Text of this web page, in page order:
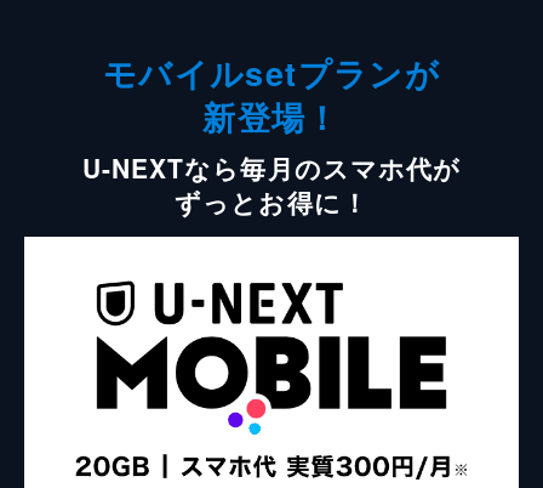
モバイルsetプランが
新登場！
U-NEXTなら毎月のスマホ代が
ずっとお得に！